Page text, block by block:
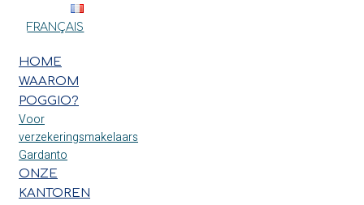
FRANÇAIS
HOME
WAAROM
POGGIO?
Voor
verzekeringsmakelaars
Gardanto
ONZE
KANTOREN